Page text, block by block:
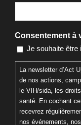
Consentement à
Je souhaite être
La newsletter d’Act
de nos actions,
le VIH/sida, les
santé. En cochant
recevrez
nos événements,